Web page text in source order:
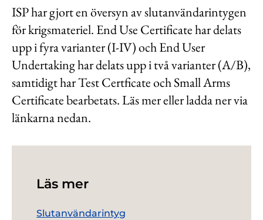
Om ISP
Kontakt
Lediga jobb
Kundwebben
In English
ISP har gjort en översyn av slutanvändarintygen
för krigsmateriel. End Use Certificate har delats
upp i fyra varianter (I-IV) och End User
Undertaking har delats upp i två varianter (A/B),
samtidigt har Test Certficate och Small Arms
Certificate bearbetats. Läs mer eller ladda ner via
länkarna nedan.
Läs mer
Slutanvändarintyg